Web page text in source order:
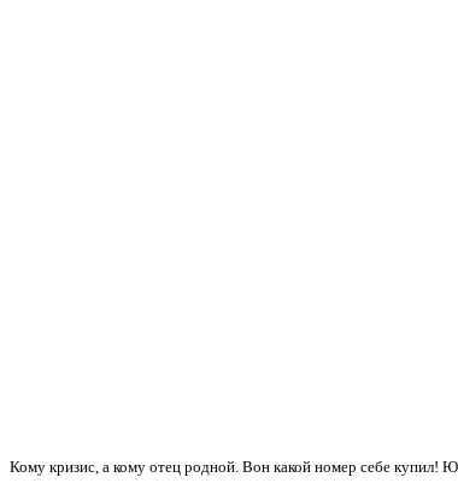
Кому кризис, а кому отец родной. Вон какой номер себе купил!